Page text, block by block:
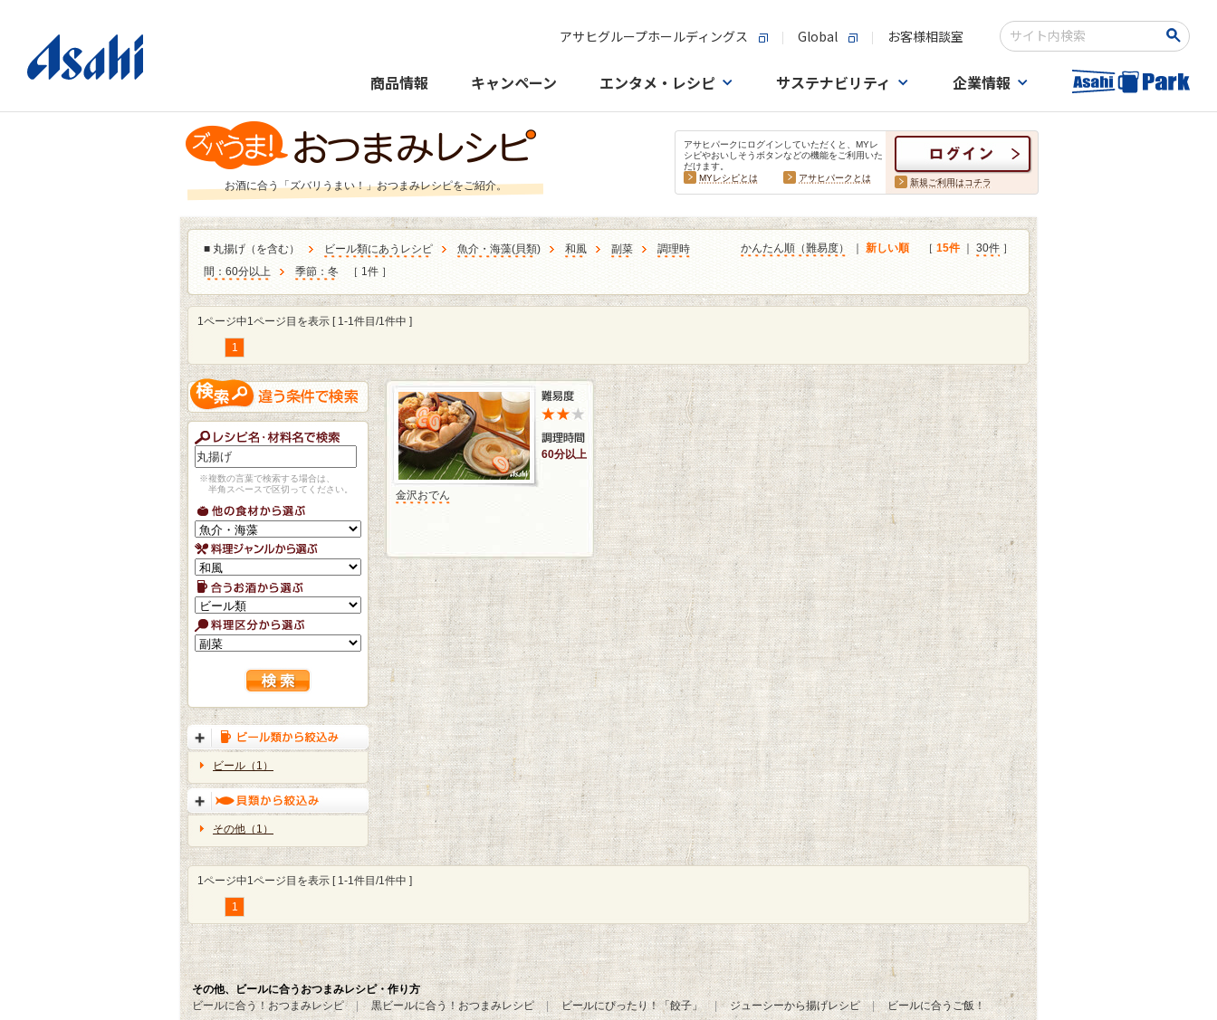
アサヒグループホールディングス Global お客様相談室
検索キーワード入力
商品情報 キャンペーン エンタメ・レシピ サステナビリティ 企業情報
お酒に合う「ズバリうまい！」おつまみレシピをご紹介。
アサヒパークにログインしていただくと、MYレ
シピやおいしそうボタンなどの機能をご利用いた
だけます。
MYレシピとは
アサヒパークとは 新規ご利用はコチラ
■ 丸揚げ（を含む） ビール類にあうレシピ 魚介・海藻(貝類) 和風 副菜
調理時
間：60分以上
季節：冬 ［ 1件 ］
かんたん順（難易度） 新しい順 ［ 15件｜ 30件 ］
1ページ中1ページ目を表示 [ 1-1件目/1件中 ]
1
※複数の言葉で検索する場合は、
半角スペースで区切ってください。
ビール（1）
その他（1）
60分以上
金沢おでん
1ページ中1ページ目を表示 [ 1-1件目/1件中 ]
1
その他、ビールに合うおつまみレシピ・作り方
ビールに合う！おつまみレシピ
黒ビールに合う！おつまみレシピ ビールにぴったり！「餃子」 ジューシーから揚げレシピ ビールに合うご飯！